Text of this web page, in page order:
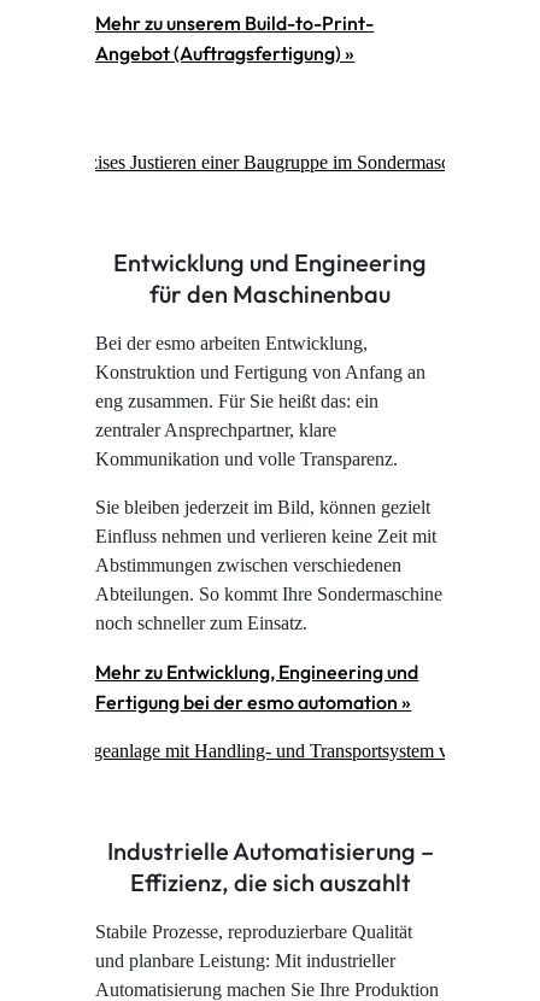
Mehr zu unserem Build-to-Print-
Angebot (Auftragsfertigung) »
Entwicklung und Engineering
für den Maschinenbau
Bei der esmo arbeiten Entwicklung,
Konstruktion und Fertigung von Anfang an
eng zusammen. Für Sie heißt das: ein
zentraler Ansprechpartner, klare
Kommunikation und volle Transparenz.
Sie bleiben jederzeit im Bild, können gezielt
Einfluss nehmen und verlieren keine Zeit mit
Abstimmungen zwischen verschiedenen
Abteilungen. So kommt Ihre Sondermaschine
noch schneller zum Einsatz.
Mehr zu Entwicklung, Engineering und
Fertigung bei der esmo automation »
Industrielle Automatisierung –
Effizienz, die sich auszahlt
Stabile Prozesse, reproduzierbare Qualität
und planbare Leistung: Mit industrieller
Automatisierung machen Sie Ihre Produktion